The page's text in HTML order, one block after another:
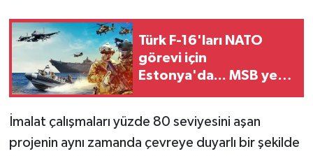
Türk F-16'ları NATO
görevi için
Estonya'da... MSB yerli
İmalat çalışmaları yüzde 80 seviyesini aşan
projenin aynı zamanda çevreye duyarlı bir şekilde